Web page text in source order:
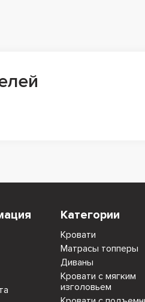
Категории
Кровати
Матрасы топперы
Диваны
Кровати с мягким
изголовьем